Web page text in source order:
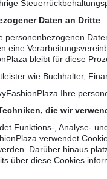
Daten an Dritte
personenbezogenen
eine
bleibt für diese
wie Buchhalter,
Ihre
die wir
Funktions-, Analyse-
verwendet
Darüber hinaus
über diese Cookies